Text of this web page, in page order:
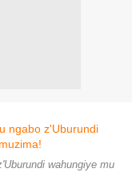
wahungiye mu